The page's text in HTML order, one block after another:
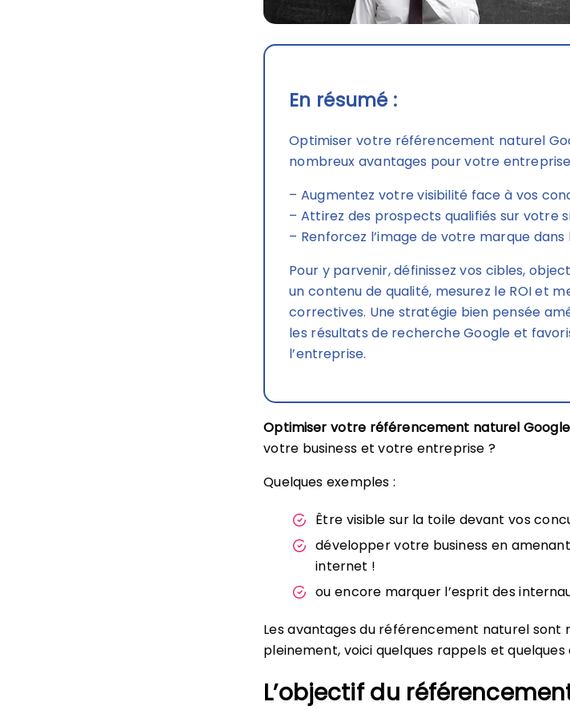
En résumé :
Optimiser votre référencement naturel
nombreux avantages pour votre
– Augmentez votre visibilité face à vos
– Attirez des prospects qualifiés sur votre
– Renforcez l’image de votre marque
Pour y parvenir, définissez vos cibles,
un contenu de qualité, mesurez le ROI et
correctives. Une stratégie bien pensée
les résultats de recherche Google et
l’entreprise.
Optimiser votre référencement naturel Google
votre business et votre entreprise ?
Quelques exemples :
Être visible sur la toile devant vos
développer votre business en
internet !
ou encore marquer l’esprit des
Les avantages du référencement naturel sont
pleinement, voici quelques rappels et
L’objectif du